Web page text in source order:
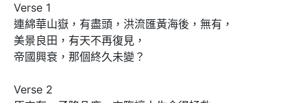
Verse 1
連綿華山嶽，有盡頭，洪流匯黃海後，無有，
美景良田，有天不再復見，
帝國興衰，那個終久未變？
Verse 2